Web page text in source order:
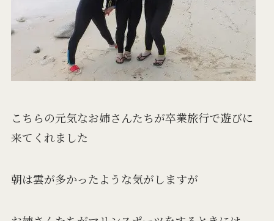
こちらの元気なお姉さんたちが卒業旅行で遊びに
来てくれました
朝は雲が多かったような気がしますが